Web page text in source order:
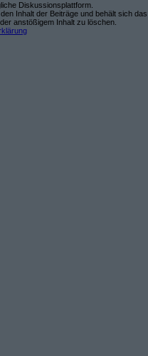
Diskussionsplattform.
Inhalt der Beiträge und behält sich das
anstößigem Inhalt zu löschen.